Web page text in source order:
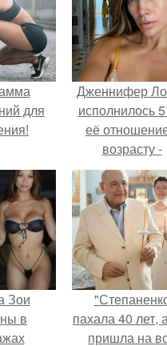
для
Дженнифер
исполнилось
её
возрасту -
настоящий
манифест
уверенности:
говорите,
отлично
для 57.
Зои
в
пахала 40 лет,
пришла на